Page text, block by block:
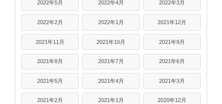
2022年5月 2022年4月 2022年3月
2022年2月 2022年1月 2021年12月
2021年11月 2021年10月 2021年9月
2021年8月 2021年7月 2021年6月
2021年5月 2021年4月 2021年3月
2021年2月 2021年1月 2020年12月